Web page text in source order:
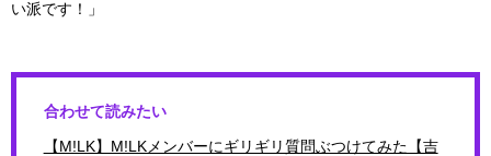
い派です！」
合わせて読みたい
【M!LK】M!LKメンバーにギリギリ質問ぶつけてみた【吉